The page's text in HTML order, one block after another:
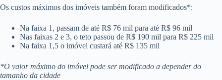
Os custos máximos dos imóveis também foram modificados*:
Na faixa 1, passam de até R$ 76 mil para até R$ 96 mil
Nas faixas 2 e 3, o teto passou de R$ 190 mil para R$ 225 mil
Na faixa 1,5 o imóvel custará até R$ 135 mil
*O valor máximo do imóvel pode ser modificado a depender do
tamanho da cidade